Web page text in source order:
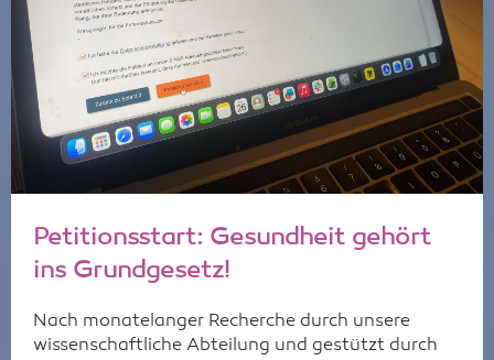
Petitionsstart: Gesundheit gehört
ins Grundgesetz!
Nach monatelanger Recherche durch unsere
wissenschaftliche Abteilung und gestützt durch